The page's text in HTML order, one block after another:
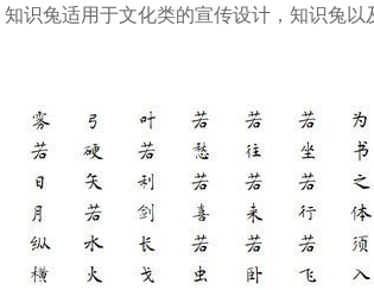
识兔适用于文化类的宣传设计，知识兔以